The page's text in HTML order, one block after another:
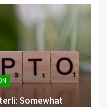
Somewhat